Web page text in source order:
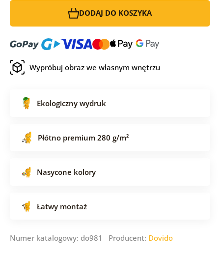
DODAJ DO KOSZYKA
Wypróbuj obraz we własnym wnętrzu
Ekologiczny wydruk
Płótno premium 280 g/m²
Nasycone kolory
Łatwy montaż
Numer katalogowy: do981 Producent: Dovido